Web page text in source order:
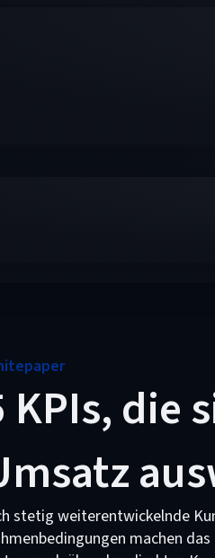
KPIs, die
stetig weiterentwickelnde
machen